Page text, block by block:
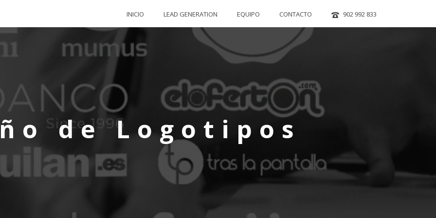
INICIO LEAD GENERATION EQUIPO CONTACTO 902 992 833
de Logotipos